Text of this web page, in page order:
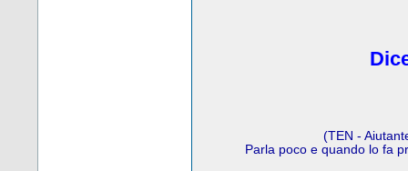
(TEN -
Parla poco e quando lo fa